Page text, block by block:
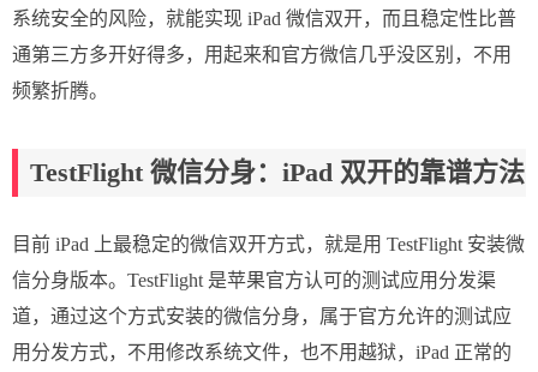
系统安全的风险，就能实现 iPad 微信双开，而且稳定性比普
通第三方多开好得多，用起来和官方微信几乎没区别，不用
频繁折腾。
TestFlight 微信分身：iPad 双开的靠谱方法
目前 iPad 上最稳定的微信双开方式，就是用 TestFlight 安装微
信分身版本。TestFlight 是苹果官方认可的测试应用分发渠
道，通过这个方式安装的微信分身，属于官方允许的测试应
用分发方式，不用修改系统文件，也不用越狱，iPad 正常的